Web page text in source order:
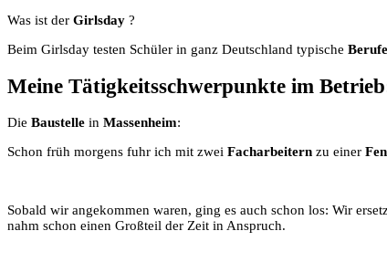
Was ist der Girlsday ?
Beim Girlsday testen Schüler in ganz Deutschland typische Berufe
Meine Tätigkeitsschwerpunkte im Betrieb
Die Baustelle in Massenheim:
Schon früh morgens fuhr ich mit zwei Facharbeitern zu einer
Sobald wir angekommen waren, ging es auch schon los: Wir
nahm schon einen Großteil der Zeit in Anspruch.